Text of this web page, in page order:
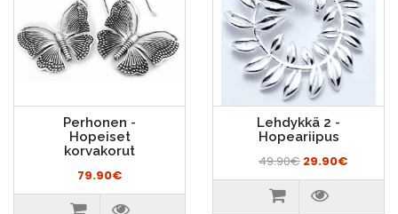
Perhonen -
Hopeiset
korvakorut
79.90€
Lehdykkä 2 -
Hopeariipus
49.90€ 29.90€